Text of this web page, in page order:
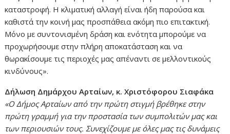
καταστροφή. Η κλιματική αλλαγή είναι ήδη παρούσα και
καθιστά την κοινή μας προσπάθεια ακόμη πιο επιτακτική.
Μόνο με συντονισμένη δράση και ενότητα μπορούμε να
προχωρήσουμε στην πλήρη αποκατάσταση και να
θωρακίσουμε τις περιοχές μας απέναντι σε μελλοντικούς
κινδύνους».
Δήλωση Δημάρχου Αρταίων, κ. Χριστόφορου Σιαφάκα
«Ο Δήμος Αρταίων από την πρώτη στιγμή βρέθηκε στην
πρώτη γραμμή για την προστασία των συμπολιτών μας και
των περιουσιών τους. Συνεχίζουμε με όλες μας τις δυνάμεις